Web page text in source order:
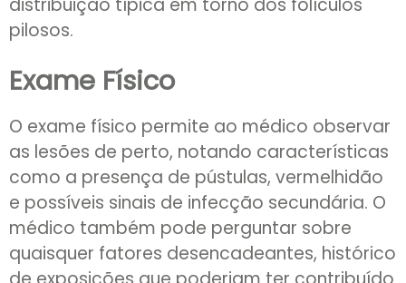
distribuição típica em torno dos folículos
pilosos.
Exame Físico
O exame físico permite ao médico observar
as lesões de perto, notando características
como a presença de pústulas, vermelhidão
e possíveis sinais de infecção secundária. O
médico também pode perguntar sobre
quaisquer fatores desencadeantes, histórico